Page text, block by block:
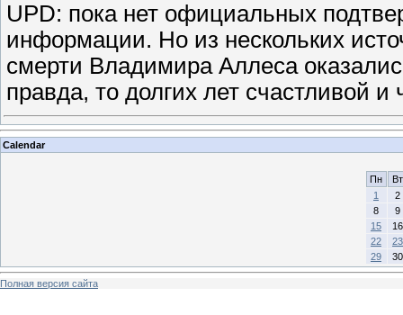
UPD: пока нет официальных
информации. Но из нескольких
смерти Владимира Аллеса
правда, то долгих лет счастливой
Calendar
Пн
Вт
1
2
8
9
15
16
22
23
29
30
Полная версия сайта